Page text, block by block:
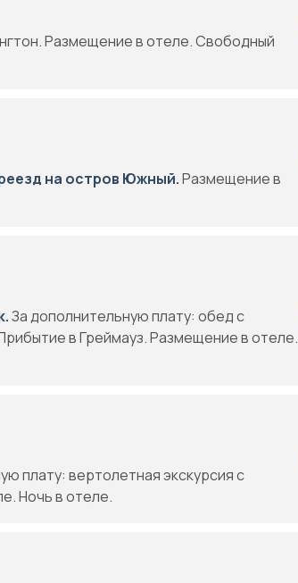
Размещение в отеле. Свободный
на остров Южный.Размещение в
За дополнительную плату: обед с
в Греймауз. Размещение в отеле.
плату: вертолетная экскурсия с
Ночь в отеле.